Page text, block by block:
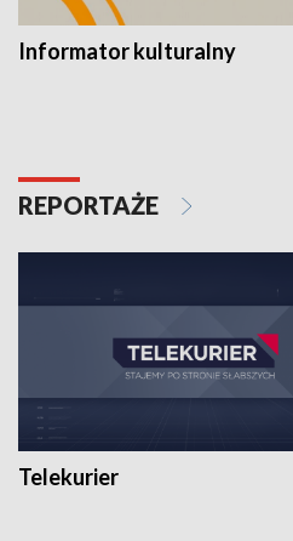
Informator kulturalny
REPORTAŻE
Telekurier